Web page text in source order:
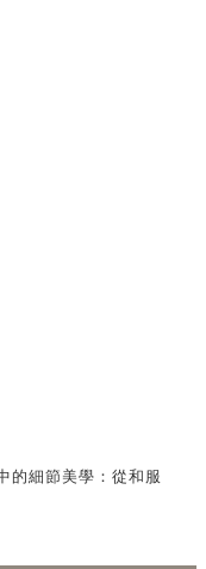
的細節美學：從和服